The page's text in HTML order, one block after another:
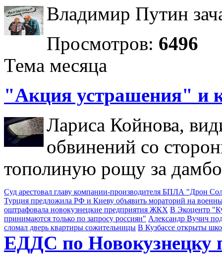
Владимир Путин
Просмотров: 6496
Тема месяца
"Акция устрашения" и
Лариса Койнова,
обвинений со
тополиную рощу за
Суд арестовал главу компании-производителя БПЛА "Дрон
Турция предложила РФ и Киеву объявить мораторий на
оштрафовала новокузнецкие предприятия ЖКХ В Экоцентр
принимаются только по запросу россиян" Александр Вучич
сломал дверь квартиры сожительницы В Кузбассе открыты
ЕДДС по Новокузнецку